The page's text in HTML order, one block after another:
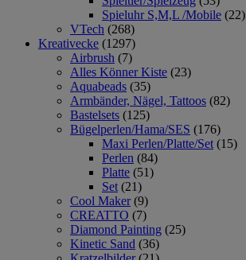
Spieluhr S,M,L /Mobile (22)
VTech (268)
Kreativecke (1297)
Airbrush (7)
Alles Könner Kiste (23)
Aquabeads (35)
Armbänder, Nägel, Tattoos (82)
Bastelsets (125)
Bügelperlen/Hama/SES (176)
Maxi Perlen/Platte/Set (15)
Perlen (84)
Platte (51)
Set (21)
Cool Maker (9)
CREATTO (7)
Diamond Painting (25)
Kinetic Sand (36)